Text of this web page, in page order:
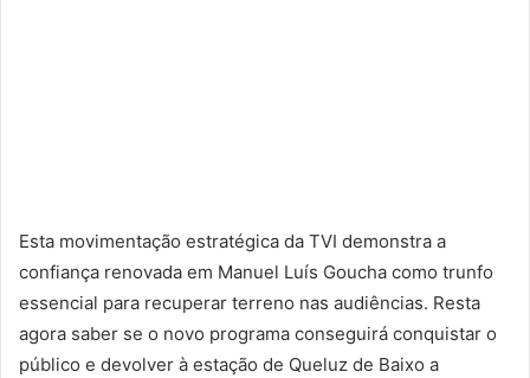
Esta movimentação estratégica da TVI demonstra a
confiança renovada em Manuel Luís Goucha como trunfo
essencial para recuperar terreno nas audiências. Resta
agora saber se o novo programa conseguirá conquistar o
público e devolver à estação de Queluz de Baixo a